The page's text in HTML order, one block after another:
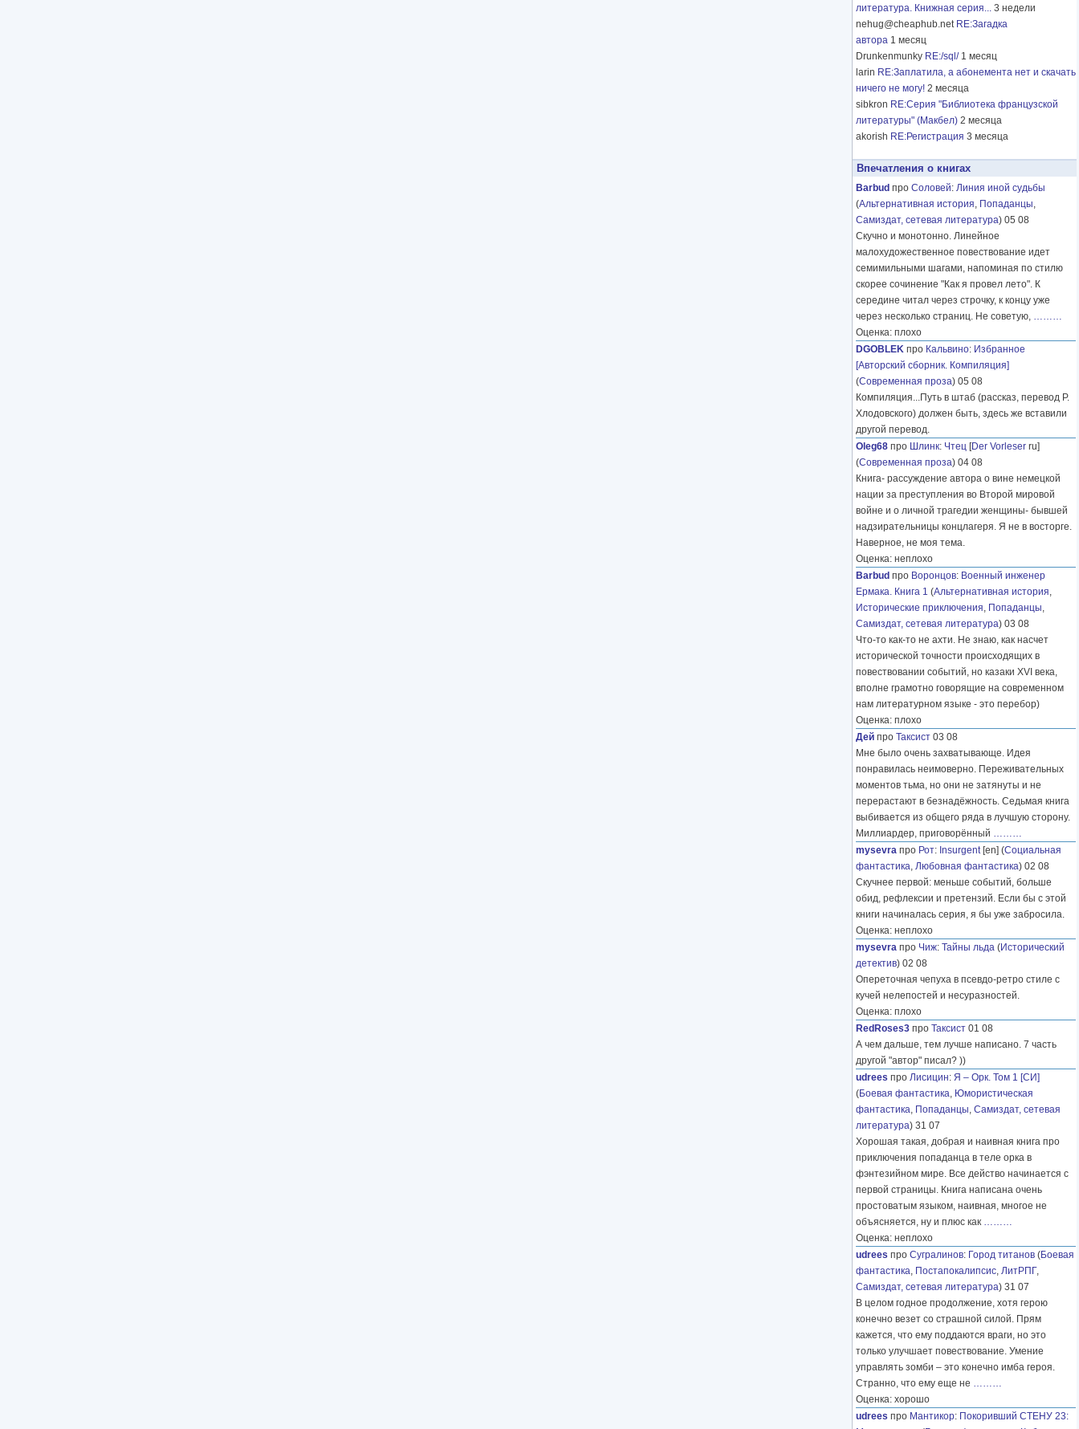
литература. Книжная серия... 3 недели
nehug@cheaphub.net RE:Загадка
автора 1 месяц
Drunkenmunky RE:/sql/ 1 месяц
larin RE:Заплатила, а абонемента нет и скачать
ничего не могу! 2 месяца
sibkron RE:Серия "Библиотека французской
литературы" (Макбел) 2 месяца
akorish RE:Регистрация 3 месяца
Впечатления о книгах
Barbud про Соловей: Линия иной судьбы
(Альтернативная история, Попаданцы,
Самиздат, сетевая литература) 05 08
Скучно и монотонно. Линейное
малохудожественное повествование идет
семимильными шагами, напоминая по стилю
скорее сочинение "Как я провел лето". К
середине читал через строчку, к концу уже
через несколько страниц. Не советую, ………
Оценка: плохо
DGOBLEK про Кальвино: Избранное
[Авторский сборник. Компиляция]
(Современная проза) 05 08
Компиляция...Путь в штаб (рассказ, перевод Р.
Хлодовского) должен быть, здесь же вставили
другой перевод.
Oleg68 про Шлинк: Чтец [Der Vorleser ru]
(Современная проза) 04 08
Книга- рассуждение автора о вине немецкой
нации за преступления во Второй мировой
войне и о личной трагедии женщины- бывшей
надзирательницы концлагеря. Я не в восторге.
Наверное, не моя тема.
Оценка: неплохо
Barbud про Воронцов: Военный инженер
Ермака. Книга 1 (Альтернативная история,
Исторические приключения, Попаданцы,
Самиздат, сетевая литература) 03 08
Что-то как-то не ахти. Не знаю, как насчет
исторической точности происходящих в
повествовании событий, но казаки XVI века,
вполне грамотно говорящие на современном
нам литературном языке - это перебор)
Оценка: плохо
Дей про Таксист 03 08
Мне было очень захватывающе. Идея
понравилась неимоверно. Переживательных
моментов тьма, но они не затянуты и не
перерастают в безнадёжность. Седьмая книга
выбивается из общего ряда в лучшую сторону.
Миллиардер, приговорённый ………
mysevra про Рот: Insurgent[en] (Социальная
фантастика, Любовная фантастика) 02 08
Скучнее первой: меньше событий, больше
обид, рефлексии и претензий. Если бы с этой
книги начиналась серия, я бы уже забросила.
Оценка: неплохо
mysevra про Чиж: Тайны льда (Исторический
детектив) 02 08
Опереточная чепуха в псевдо-ретро стиле с
кучей нелепостей и несуразностей.
Оценка: плохо
RedRoses3 про Таксист 01 08
А чем дальше, тем лучше написано. 7 часть
другой "автор" писал? ))
udrees про Лисицин: Я – Орк. Том 1 [СИ]
(Боевая фантастика, Юмористическая
фантастика, Попаданцы, Самиздат, сетевая
литература) 31 07
Хорошая такая, добрая и наивная книга про
приключения попаданца в теле орка в
фэнтезийном мире. Все действо начинается с
первой страницы. Книга написана очень
простоватым языком, наивная, многое не
объясняется, ну и плюс как ………
Оценка: неплохо
udrees про Сугралинов: Город титанов (Боевая
фантастика, Постапокалипсис, ЛитРПГ,
Самиздат, сетевая литература) 31 07
В целом годное продолжение, хотя герою
конечно везет со страшной силой. Прям
кажется, что ему поддаются враги, но это
только улучшает повествование. Умение
управлять зомби – это конечно имба героя.
Странно, что ему еще не ………
Оценка: хорошо
udrees про Мантикор: Покоривший СТЕНУ 23: